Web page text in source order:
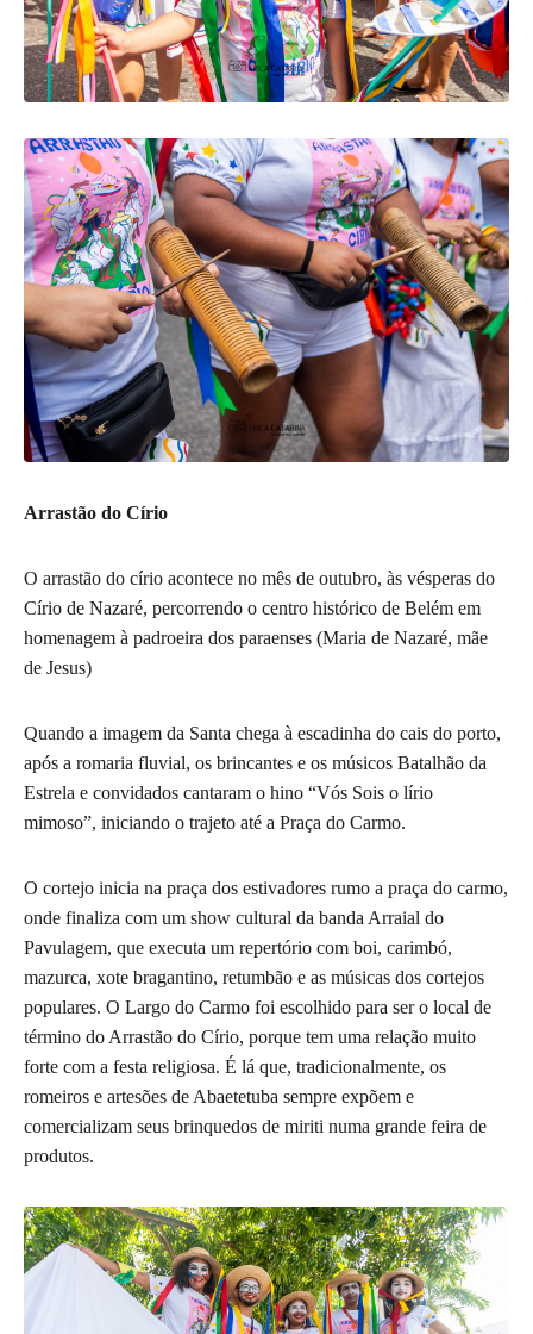
Arrastão do Círio
O arrastão do círio acontece no mês de outubro, às vésperas do
Círio de Nazaré, percorrendo o centro histórico de Belém em
homenagem à padroeira dos paraenses (Maria de Nazaré, mãe
de Jesus)
Quando a imagem da Santa chega à escadinha do cais do porto,
após a romaria fluvial, os brincantes e os músicos Batalhão da
Estrela e convidados cantaram o hino “Vós Sois o lírio
mimoso”, iniciando o trajeto até a Praça do Carmo.
O cortejo inicia na praça dos estivadores rumo a praça do carmo,
onde finaliza com um show cultural da banda Arraial do
Pavulagem, que executa um repertório com boi, carimbó,
mazurca, xote bragantino, retumbão e as músicas dos cortejos
populares. O Largo do Carmo foi escolhido para ser o local de
término do Arrastão do Círio, porque tem uma relação muito
forte com a festa religiosa. É lá que, tradicionalmente, os
romeiros e artesões de Abaetetuba sempre expõem e
comercializam seus brinquedos de miriti numa grande feira de
produtos.